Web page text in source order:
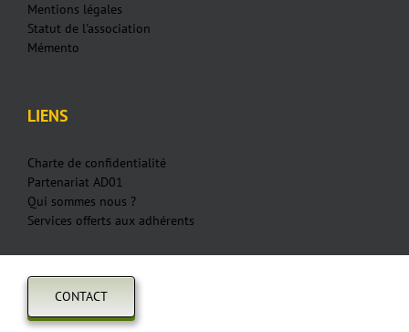
Mentions légales
Statut de l'association
Mémento
LIENS
Charte de confidentialité
Partenariat AD01
Qui sommes nous ?
Services offerts aux adhérents
CONTACT